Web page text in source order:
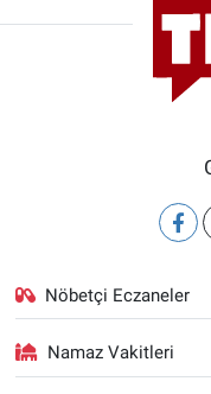
Nöbetçi Eczaneler
Namaz Vakitleri